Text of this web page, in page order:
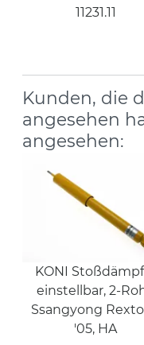
11231.11
Kunden, die
angesehen
angesehen:
KONI
einstellbar, 2-
Ssangyong
'05, HA